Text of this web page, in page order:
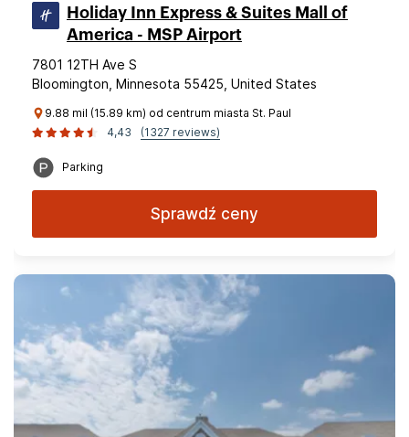
Holiday Inn Express & Suites Mall of
America - MSP Airport
7801 12TH Ave S
Bloomington, Minnesota 55425, United States
9.88 mil (15.89 km) od centrum miasta St. Paul
4,43
(1327 reviews)
Parking
Sprawdź ceny